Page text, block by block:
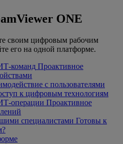
ONE
своим цифровым рабочим
его на одной платформе.
команд Проактивное
с пользователями
к цифровым технологиям
операции Проактивное
специалистами Готовы к